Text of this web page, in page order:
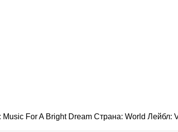
For A Bright Dream Страна: World